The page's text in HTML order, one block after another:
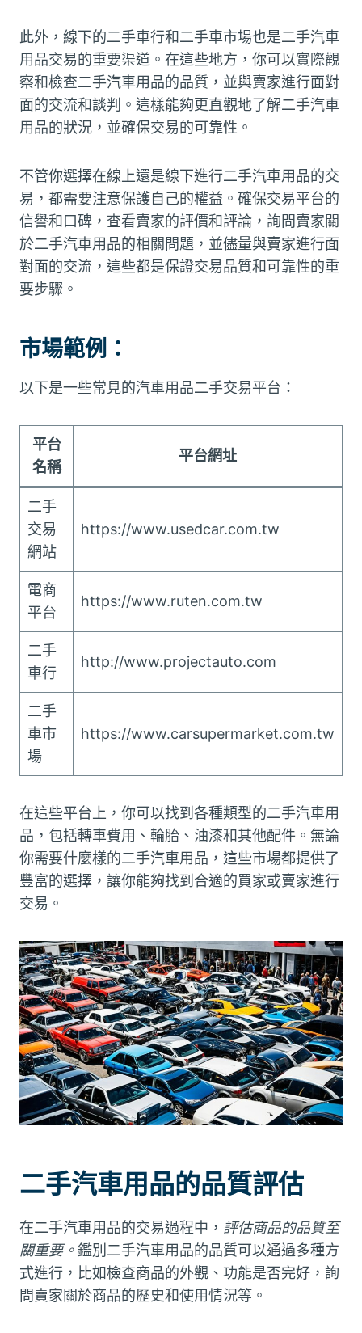
此外，線下的二手車行和二手車市場也是二手汽車
用品交易的重要渠道。在這些地方，你可以實際觀
察和檢查二手汽車用品的品質，並與賣家進行面對
面的交流和談判。這樣能夠更直觀地了解二手汽車
用品的狀況，並確保交易的可靠性。
不管你選擇在線上還是線下進行二手汽車用品的交
易，都需要注意保護自己的權益。確保交易平台的
信譽和口碑，查看賣家的評價和評論，詢問賣家關
於二手汽車用品的相關問題，並儘量與賣家進行面
對面的交流，這些都是保證交易品質和可靠性的重
要步驟。
市場範例：
以下是一些常見的汽車用品二手交易平台：
平台
名稱
平台網址
二手
交易
網站
https://www.usedcar.com.tw
電商
平台
https://www.ruten.com.tw
二手
車行
http://www.projectauto.com
二手
車市
場
https://www.carsupermarket.com.tw
在這些平台上，你可以找到各種類型的二手汽車用
品，包括轉車費用、輪胎、油漆和其他配件。無論
你需要什麼樣的二手汽車用品，這些市場都提供了
豐富的選擇，讓你能夠找到合適的買家或賣家進行
交易。
二手汽車用品的品質評估
在二手汽車用品的交易過程中， 評估商品的品質至
關重要。鑑別二手汽車用品的品質可以通過多種方
式進行，比如檢查商品的外觀、功能是否完好，詢
問賣家關於商品的歷史和使用情況等。